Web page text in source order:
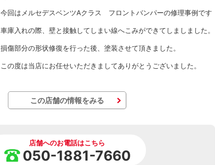
今回はメルセデスベンツAクラス フロントバンパーの修理事例です
車庫入れの際、壁と接触してしまい線へこみができてしましました。
損傷部分の形状修復を行った後、塗装させて頂きました。
この度は当店にお任せいただきましてありがとうございました。
この店舗の情報をみる
店舗へのお電話はこちら
050-1881-7660